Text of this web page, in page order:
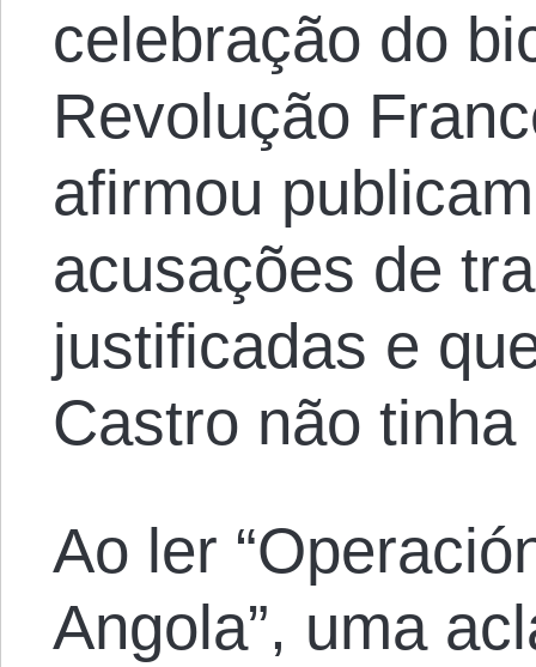
celebração do
Revolução
afirmou
acusações de
justificadas e
Castro não
Ao ler
Angola”, uma